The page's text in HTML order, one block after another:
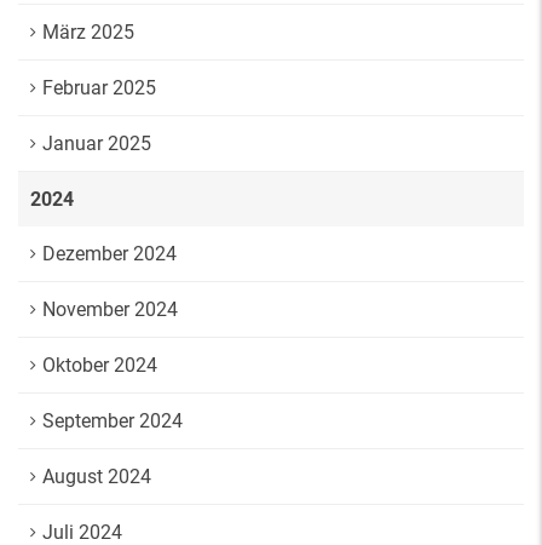
März 2025
Februar 2025
Januar 2025
2024
Dezember 2024
November 2024
Oktober 2024
September 2024
August 2024
Juli 2024